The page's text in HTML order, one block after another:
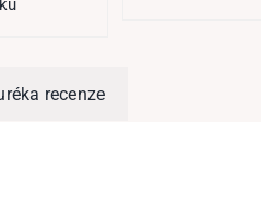
recenze